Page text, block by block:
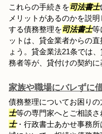
これらの手続きを司法書士
メリットがあるのかを説
する債務整理を司法書士等
ットは、貸金業者からの
ょう。貸金業法21条では
務者等が、貸付けの契約
家族や職場にバレずに
債務整理についてお困り
士等の専門家へとご相談
士・行政書士あかせ事務